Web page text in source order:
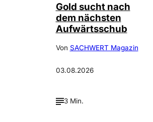
Gold sucht nach
dem nächsten
Aufwärtsschub
Von SACHWERT Magazin
03.08.2026
3 Min.